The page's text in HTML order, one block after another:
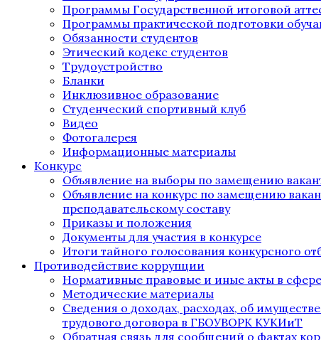
Программы Государственной итоговой
Программы практической подготовки
Обязанности студентов
Этический кодекс студентов
Трудоустройство
Бланки
Инклюзивное образование
Студенческий спортивный клуб
Видео
Фотогалерея
Информационные материалы
Конкурс
Объявление на выборы по замещению
Объявление на конкурс по замещению
преподавательскому составу
Приказы и положения
Документы для участия в конкурсе
Итоги тайного голосования конкурсного
Противодействие коррупции
Нормативные правовые и иные акты в
Методические материалы
Сведения о доходах, расходах, об
трудового договора в ГБОУВОРК КУКИиТ
Обратная связь для сообщений о фактах